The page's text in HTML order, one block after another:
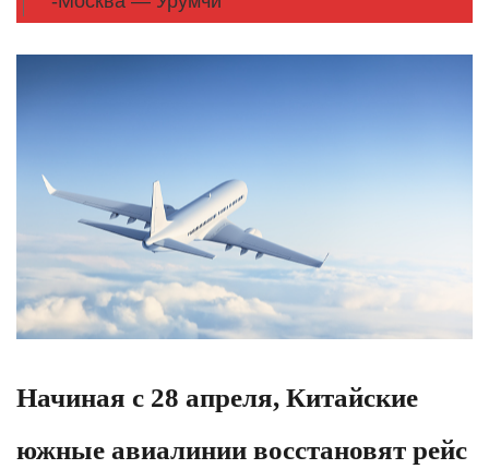
Начиная с 28 апреля, Китайские
южные авиалинии восстановят рейс